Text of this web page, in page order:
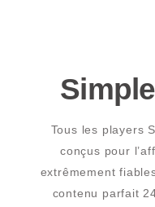
Tous les players
conçus pour
extrêmement
contenu parfait